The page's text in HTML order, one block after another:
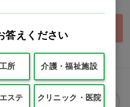
買い物カゴ
答えください
所 介護・福祉施設
ステ クリニック・医院